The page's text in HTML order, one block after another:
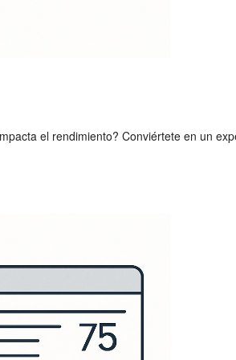
el rendimiento? Conviértete en un